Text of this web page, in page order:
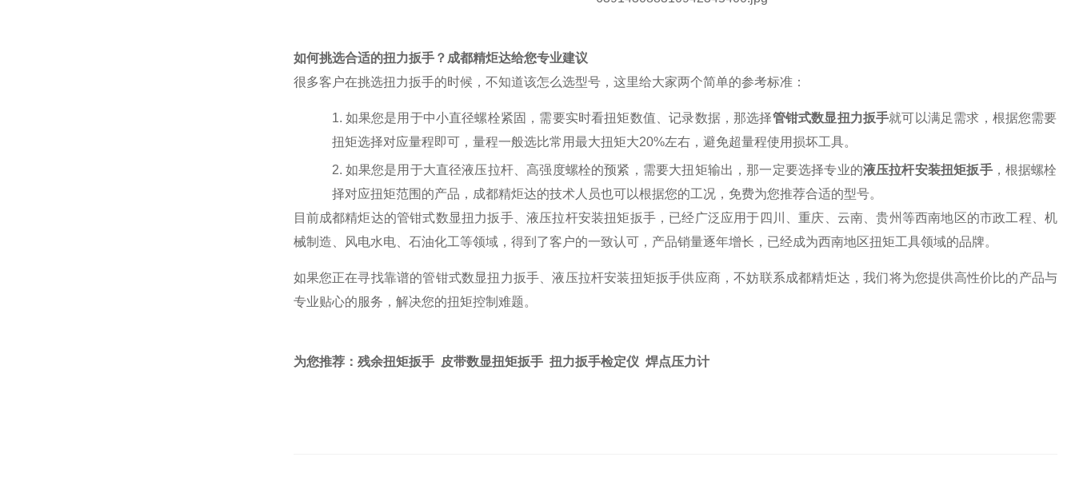
如何挑选合适的扭力扳手？成都精炬达给您专业建议
很多客户在挑选扭力扳手的时候，不知道该怎么选型号，这里给大家两个简单的参考标准：
1. 如果您是用于中小直径螺栓紧固，需要实时看扭矩数值、记录数据，那选择管钳式数显扭力扳手就可以满足需求，根据您需要的
扭矩选择对应量程即可，量程一般选比常用最大扭矩大20%左右，避免超量程使用损坏工具。
2. 如果您是用于大直径液压拉杆、高强度螺栓的预紧，需要大扭矩输出，那一定要选择专业的液压拉杆安装扭矩扳手，根据螺栓规
择对应扭矩范围的产品，成都精炬达的技术人员也可以根据您的工况，免费为您推荐合适的型号。
目前成都精炬达的管钳式数显扭力扳手、液压拉杆安装扭矩扳手，已经广泛应用于四川、重庆、云南、贵州等西南地区的市政工程、机
械制造、风电水电、石油化工等领域，得到了客户的一致认可，产品销量逐年增长，已经成为西南地区扭矩工具领域的品牌。
如果您正在寻找靠谱的管钳式数显扭力扳手、液压拉杆安装扭矩扳手供应商，不妨联系成都精炬达，我们将为您提供高性价比的产品与
专业贴心的服务，解决您的扭矩控制难题。
为您推荐： 残余扭矩扳手 皮带数显扭矩扳手 扭力扳手检定仪 焊点压力计